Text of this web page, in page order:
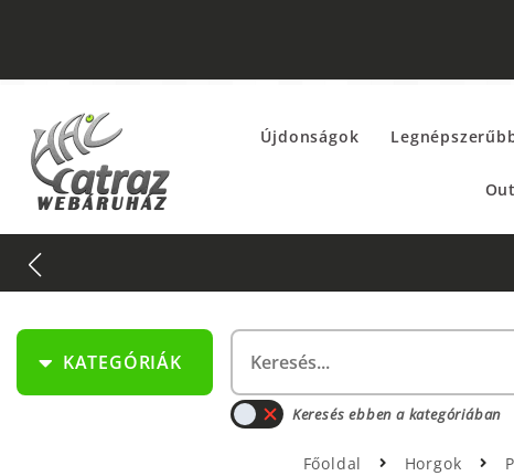
Újdonságok
KATEGÓRIÁK
Keresés ebben a kategóriában
Főoldal Horgok